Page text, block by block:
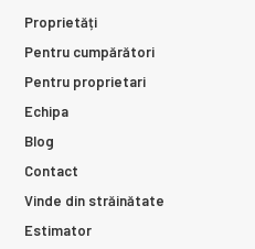
Proprietăți
Pentru cumpărători
Pentru proprietari
Echipa
Blog
Contact
Vinde din străinătate
Estimator